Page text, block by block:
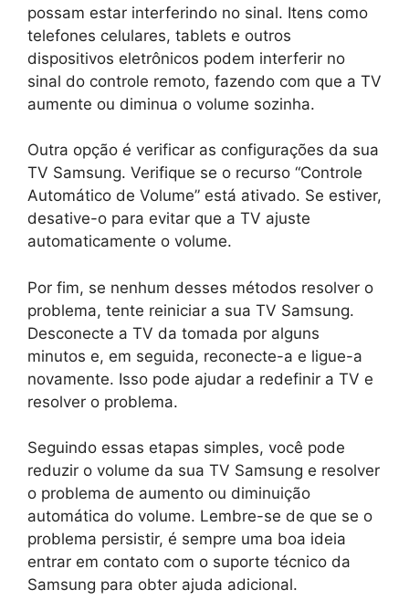
possam estar interferindo no sinal. Itens como
telefones celulares, tablets e outros
dispositivos eletrônicos podem interferir no
sinal do controle remoto, fazendo com que a TV
aumente ou diminua o volume sozinha.
Outra opção é verificar as configurações da sua
TV Samsung. Verifique se o recurso “Controle
Automático de Volume” está ativado. Se estiver,
desative-o para evitar que a TV ajuste
automaticamente o volume.
Por fim, se nenhum desses métodos resolver o
problema, tente reiniciar a sua TV Samsung.
Desconecte a TV da tomada por alguns
minutos e, em seguida, reconecte-a e ligue-a
novamente. Isso pode ajudar a redefinir a TV e
resolver o problema.
Seguindo essas etapas simples, você pode
reduzir o volume da sua TV Samsung e resolver
o problema de aumento ou diminuição
automática do volume. Lembre-se de que se o
problema persistir, é sempre uma boa ideia
entrar em contato com o suporte técnico da
Samsung para obter ajuda adicional.